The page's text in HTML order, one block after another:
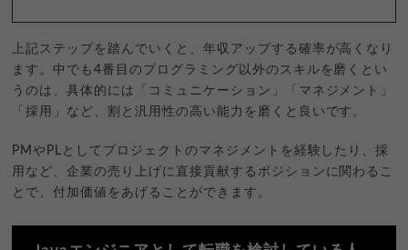
上記ステップを踏んでいくと、年収アップする確率が高くなり
ます。中でも4番目のプログラミング以外のスキルを磨くとい
うのは、具体的には「コミュニケーション」「マネジメント」
「採用」など、割と汎用性の高い能力を磨くと良いです。
PMやPLとしてプロジェクトのマネジメントを経験したり、採
用など、企業の売り上げに直接貢献するポジションに関わるこ
とで、付加価値をあげることができます。